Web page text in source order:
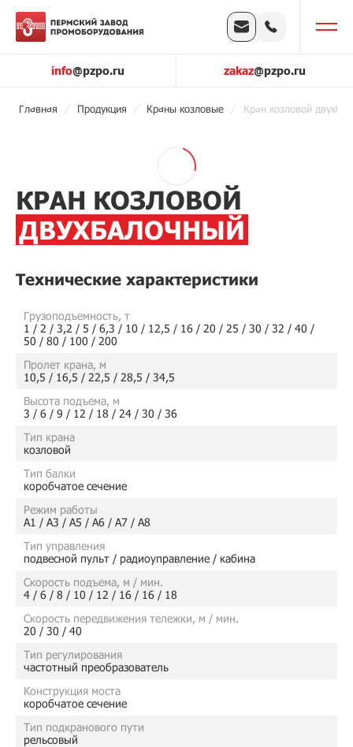
info@pzpo.ru zakaz@pzpo.ru
Главная Продукция Краны козловые Кран козловой
КРАН КОЗЛОВОЙ
ДВУХБАЛОЧНЫЙ
Технические характеристики
Грузоподъемность, т
1 / 2 / 3,2 / 5 / 6,3 / 10 / 12,5 / 16 / 20 / 25 / 30 / 32 / 40 /
50 / 80 / 100 / 200
Пролет крана, м
10,5 / 16,5 / 22,5 / 28,5 / 34,5
Высота подъема, м
3 / 6 / 9 / 12 / 18 / 24 / 30 / 36
Тип крана
козловой
Тип балки
коробчатое сечение
Режим работы
А1 / А3 / А5 / А6 / А7 / А8
Тип управления
подвесной пульт / радиоуправление / кабина
Скорость подъема, м / мин.
4 / 6 / 8 / 10 / 12 / 16 / 16 / 18
Скорость передвижения тележки, м / мин.
20 / 30 / 40
Тип регулирования
частотный преобразователь
Конструкция моста
коробчатое сечение
Тип подкранового пути
рельсовый